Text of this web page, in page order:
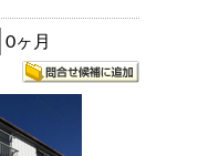
0ヶ月